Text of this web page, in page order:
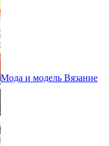
Мода и модель Вязание